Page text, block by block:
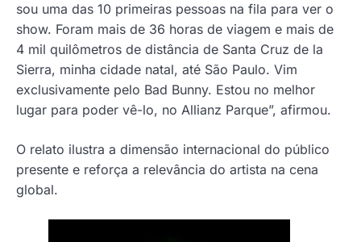
sou uma das 10 primeiras pessoas na fila para ver o
show. Foram mais de 36 horas de viagem e mais de
4 mil quilômetros de distância de Santa Cruz de la
Sierra, minha cidade natal, até São Paulo. Vim
exclusivamente pelo Bad Bunny. Estou no melhor
lugar para poder vê-lo, no Allianz Parque”, afirmou.
O relato ilustra a dimensão internacional do público
presente e reforça a relevância do artista na cena
global.